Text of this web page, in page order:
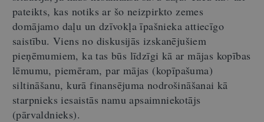
pateikts, kas notiks ar šo neizpirkto zemes
domājamo daļu un dzīvokļa īpašnieka attiecīgo
saistību. Viens no diskusijās izskanējušiem
pieņēmumiem, ka tas būs līdzīgi kā ar mājas kopības
lēmumu, piemēram, par mājas (kopīpašuma)
siltināšanu, kurā finansējuma nodrošināšanai kā
starpnieks iesaistās namu apsaimniekotājs
(pārvaldnieks).